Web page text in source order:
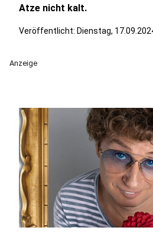
Atze nicht kalt.
Veröffentlicht: Dienstag,
Anzeige